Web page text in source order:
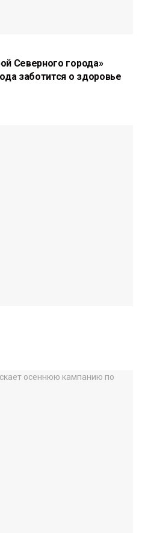
Северного города»
заботится о здоровье